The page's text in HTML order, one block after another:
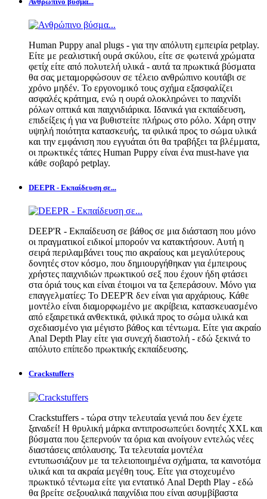
Human Puppy anal plugs - για την απόλυτη εμπειρία petplay.
Είτε με ρεαλιστική ουρά σκύλου, είτε σε φωτεινά χρώματα
φετίχ είτε από πολυτελή υλικά - αυτά τα πρωκτικά βύσματα
θα σας μεταμορφώσουν σε τέλειο ανθρώπινο κουτάβι σε
χρόνο μηδέν. Το εργονομικό τους σχήμα εξασφαλίζει
ασφαλές κράτημα, ενώ η ουρά ολοκληρώνει το παιχνίδι
ρόλων οπτικά και παιχνιδιάρικα. Ιδανικά για εκπαίδευση,
επιδείξεις ή για να βυθιστείτε πλήρως στο ρόλο. Χάρη στην
υψηλή ποιότητα κατασκευής, τα φιλικά προς το σώμα υλικά
και την εμφάνιση που εγγυάται ότι θα τραβήξει τα βλέμματα,
οι πρωκτικές τάπες Human Puppy είναι ένα must-have για
κάθε σοβαρό petplay.
DEEPR - Εκπαίδευση σε...
DEEP'R - Εκπαίδευση σε βάθος σε μια διάσταση που μόνο
οι πραγματικοί ειδικοί μπορούν να κατακτήσουν. Αυτή η
σειρά περιλαμβάνει τους πιο ακραίους και μεγαλύτερους
δονητές στον κόσμο, που δημιουργήθηκαν για έμπειρους
χρήστες παιχνιδιών πρωκτικού σεξ που έχουν ήδη φτάσει
στα όριά τους και είναι έτοιμοι να τα ξεπεράσουν. Μόνο για
επαγγελματίες: Το DEEP'R δεν είναι για αρχάριους. Κάθε
μοντέλο είναι διαμορφωμένο με ακρίβεια, κατασκευασμένο
από εξαιρετικά ανθεκτικά, φιλικά προς το σώμα υλικά και
σχεδιασμένο για μέγιστο βάθος και τέντωμα. Είτε για ακραίο
Anal Depth Play είτε για συνεχή διαστολή - εδώ ξεκινά το
απόλυτο επίπεδο πρωκτικής εκπαίδευσης.
Crackstuffers
Crackstuffers - τώρα στην τελευταία γενιά που δεν έχετε
ξαναδεί! Η θρυλική μάρκα αντιπροσωπεύει δονητές XXL και
βύσματα που ξεπερνούν τα όρια και ανοίγουν εντελώς νέες
διαστάσεις απόλαυσης. Τα τελευταία μοντέλα
εντυπωσιάζουν με τα τελειοποιημένα σχήματα, τα καινοτόμα
υλικά και τα ακραία μεγέθη τους. Είτε για στοχευμένο
πρωκτικό τέντωμα είτε για εντατικό Anal Depth Play - εδώ
θα βρείτε σεξουαλικά παιχνίδια που είναι ασυμβίβαστα